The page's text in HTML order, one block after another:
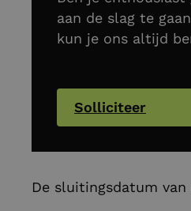
aan de slag te
kun je ons altijd
Solliciteer
De sluitingsdatum van